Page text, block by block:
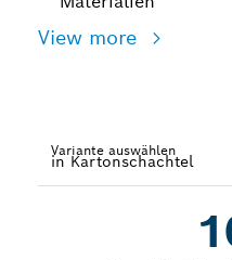
View more
Variante auswählen